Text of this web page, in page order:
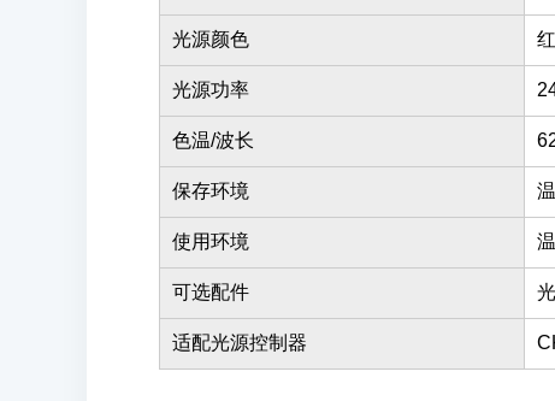
光源颜色
光源功率
色温/波长
保存环境
使用环境
可选配件
适配光源控制器